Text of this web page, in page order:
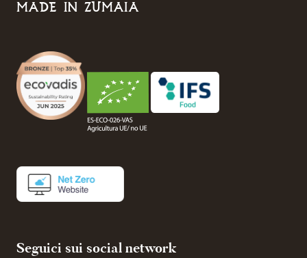
MADE IN ZUMAIA
Seguici sui social network